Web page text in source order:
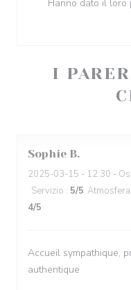
I
Sophie B
2025-03-15 - 12:30 -
Servizio : 5/5 Atmosfera
4/5
Accueil sympathique,
authentique
Hanno dato il loro